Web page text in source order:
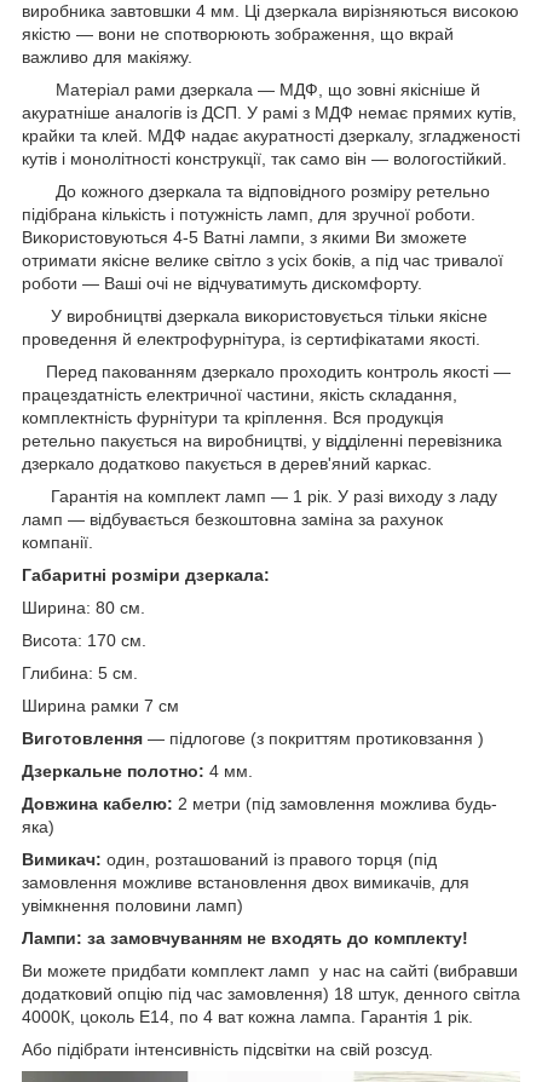
виробника завтовшки 4 мм. Ці дзеркала вирізняються високою
якістю — вони не спотворюють зображення, що вкрай
важливо для макіяжу.
Матеріал рами дзеркала — МДФ, що зовні якісніше й
акуратніше аналогів із ДСП. У рамі з МДФ немає прямих кутів,
крайки та клей. МДФ надає акуратності дзеркалу, згладженості
кутів і монолітності конструкції, так само він — вологостійкий.
До кожного дзеркала та відповідного розміру ретельно
підібрана кількість і потужність ламп, для зручної роботи.
Використовуються 4-5 Ватні лампи, з якими Ви зможете
отримати якісне велике світло з усіх боків, а під час тривалої
роботи — Ваші очі не відчуватимуть дискомфорту.
У виробництві дзеркала використовується тільки якісне
проведення й електрофурнітура, із сертифікатами якості.
Перед пакованням дзеркало проходить контроль якості —
працездатність електричної частини, якість складання,
комплектність фурнітури та кріплення. Вся продукція
ретельно пакується на виробництві, у відділенні перевізника
дзеркало додатково пакується в дерев'яний каркас.
Гарантія на комплект ламп — 1 рік. У разі виходу з ладу
ламп — відбувається безкоштовна заміна за рахунок
компанії.
Габаритні розміри дзеркала:
Ширина: 80 см.
Висота: 170 см.
Глибина: 5 см.
Ширина рамки 7 см
Виготовлення — підлогове (з покриттям протиковзання )
Дзеркальне полотно: 4 мм.
Довжина кабелю: 2 метри (під замовлення можлива будь-
яка)
Вимикач: один, розташований із правого торця (під
замовлення можливе встановлення двох вимикачів, для
увімкнення половини ламп)
Лампи: за замовчуванням не входять до комплекту!
Ви можете придбати комплект ламп у нас на сайті (вибравши
додатковий опцію під час замовлення) 18 штук, денного світла
4000К, цоколь Е14, по 4 ват кожна лампа. Гарантія 1 рік.
Або підібрати інтенсивність підсвітки на свій розсуд.